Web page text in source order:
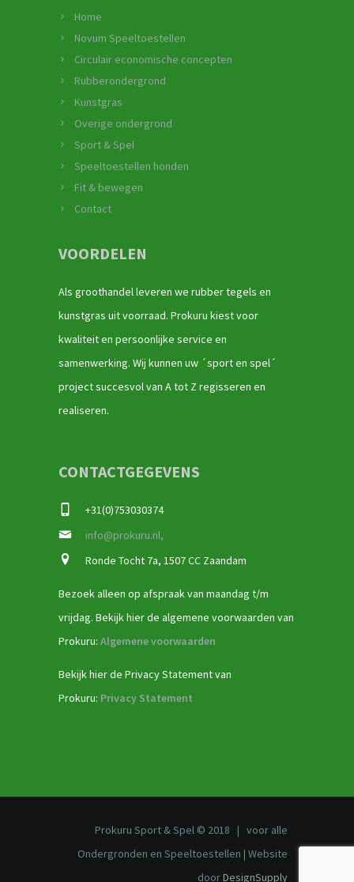
Home
Novum Speeltoestellen
Circulair economische concepten
Rubberondergrond
Kunstgras
Overige ondergrond
Sport & Spel
Speeltoestellen honden
Fit & bewegen
Contact
VOORDELEN
Als groothandel leveren we rubber tegels en
kunstgras uit voorraad. Prokuru kiest voor
kwaliteit en persoonlijke service en
samenwerking. Wij kunnen uw ´sport en spel´
project succesvol van A tot Z regisseren en
realiseren.
CONTACTGEGEVENS
+31(0)753030374
info@prokuru.nl,
Ronde Tocht 7a, 1507 CC Zaandam
Bezoek alleen op afspraak van maandag t/m
vrijdag. Bekijk hier de algemene voorwaarden van
Prokuru: Algemene voorwaarden
Bekijk hier de Privacy Statement van
Prokuru: Privacy Statement
Prokuru Sport & Spel © 2018 | voor alle
Ondergronden en Speeltoestellen | Website
doorDesignSupply